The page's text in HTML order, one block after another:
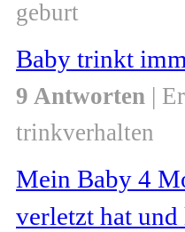
geburt
Baby trinkt
9 Antworten |
trinkverhalten
Mein Baby 4
verletzt hat